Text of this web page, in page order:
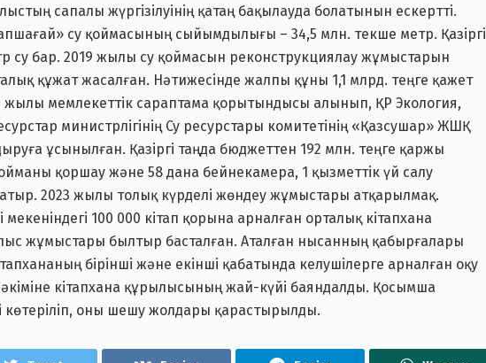
сапалы жүргізілуінің қатаң бақылауда болатынын ескертті.
су қоймасының сыйымдылығы – 34,5 млн. текше метр. Қазіргі
су бар. 2019 жылы су қоймасын реконструкциялау жұмыстарын
құжат жасалған. Нәтижесінде жалпы құны 1,1 млрд. теңге қажет
жылы мемлекеттік сараптама қорытындысы алынып, ҚР Экология,
министрлігінің Су ресурстары комитетінің «Қазсушар» ЖШҚ
ұсынылған. Қазіргі таңда бюджеттен 192 млн. теңге қаржы
қоршау және 58 дана бейнекамера, 1 қызметтік үй салу
2023 жылы толық күрделі жөндеу жұмыстары атқарылмақ.
100 000 кітап қорына арналған орталық кітапхана
жұмыстары былтыр басталған. Аталған нысанның қабырғалары
бірінші және екінші қабатында келушілерге арналған оқу
кітапхана құрылысының жай-күйі баяндалды. Қосымша
көтеріліп, оны шешу жолдары қарастырылды.